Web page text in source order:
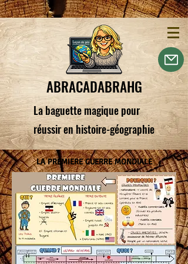
ABRACADABRAHG
La baguette magique pour
réussir en histoire-géographie
LA PREMIERE GUERRE MONDIALE